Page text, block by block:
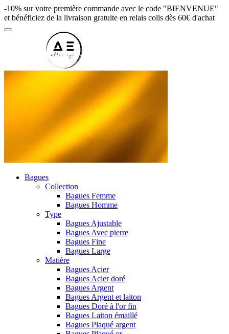
-10% sur votre première commande avec le code "BIENVENUE"
et bénéficiez de la livraison gratuite en relais colis dès 60€ d'achat
Bagues
Collection
Bagues Femme
Bagues Homme
Type
Bagues Ajustable
Bagues Avec pierre
Bagues Fine
Bagues Large
Matière
Bagues Acier
Bagues Acier doré
Bagues Argent
Bagues Argent et laiton
Bagues Doré à l'or fin
Bagues Laiton émaillé
Bagues Plaqué argent